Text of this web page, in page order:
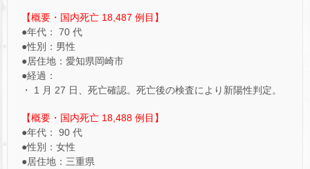
【概要・国内死亡 18,487 例目】
●年代： 70 代
●性別：男性
●居住地：愛知県岡崎市
●経過：
・ 1 月 27 日、死亡確認。死亡後の検査により新陽性判定。
【概要・国内死亡 18,488 例目】
●年代： 90 代
●性別：女性
●居住地：三重県